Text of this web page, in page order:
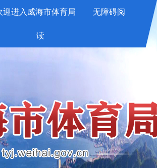
迎进入威海市体育局 无障碍阅
读